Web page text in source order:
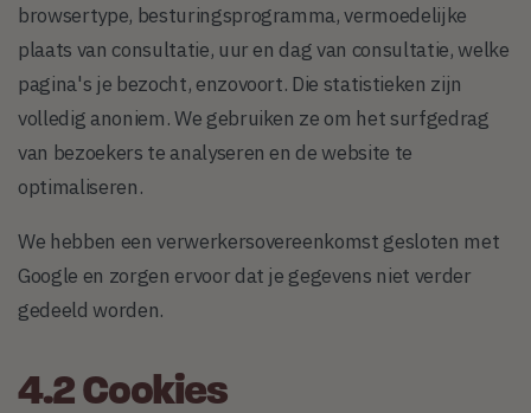
browsertype, besturingsprogramma, vermoedelijke
plaats van consultatie, uur en dag van consultatie, welke
pagina's je bezocht, enzovoort. Die statistieken zijn
volledig anoniem. We gebruiken ze om het surfgedrag
van bezoekers te analyseren en de website te
optimaliseren.
We hebben een verwerkersovereenkomst gesloten met
Google en zorgen ervoor dat je gegevens niet verder
gedeeld worden.
4.2 Cookies